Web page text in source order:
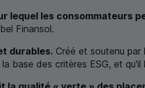
lequel les consommateurs
Finansol.
durables. Créé et soutenu
base des critères ESG, et qu'il